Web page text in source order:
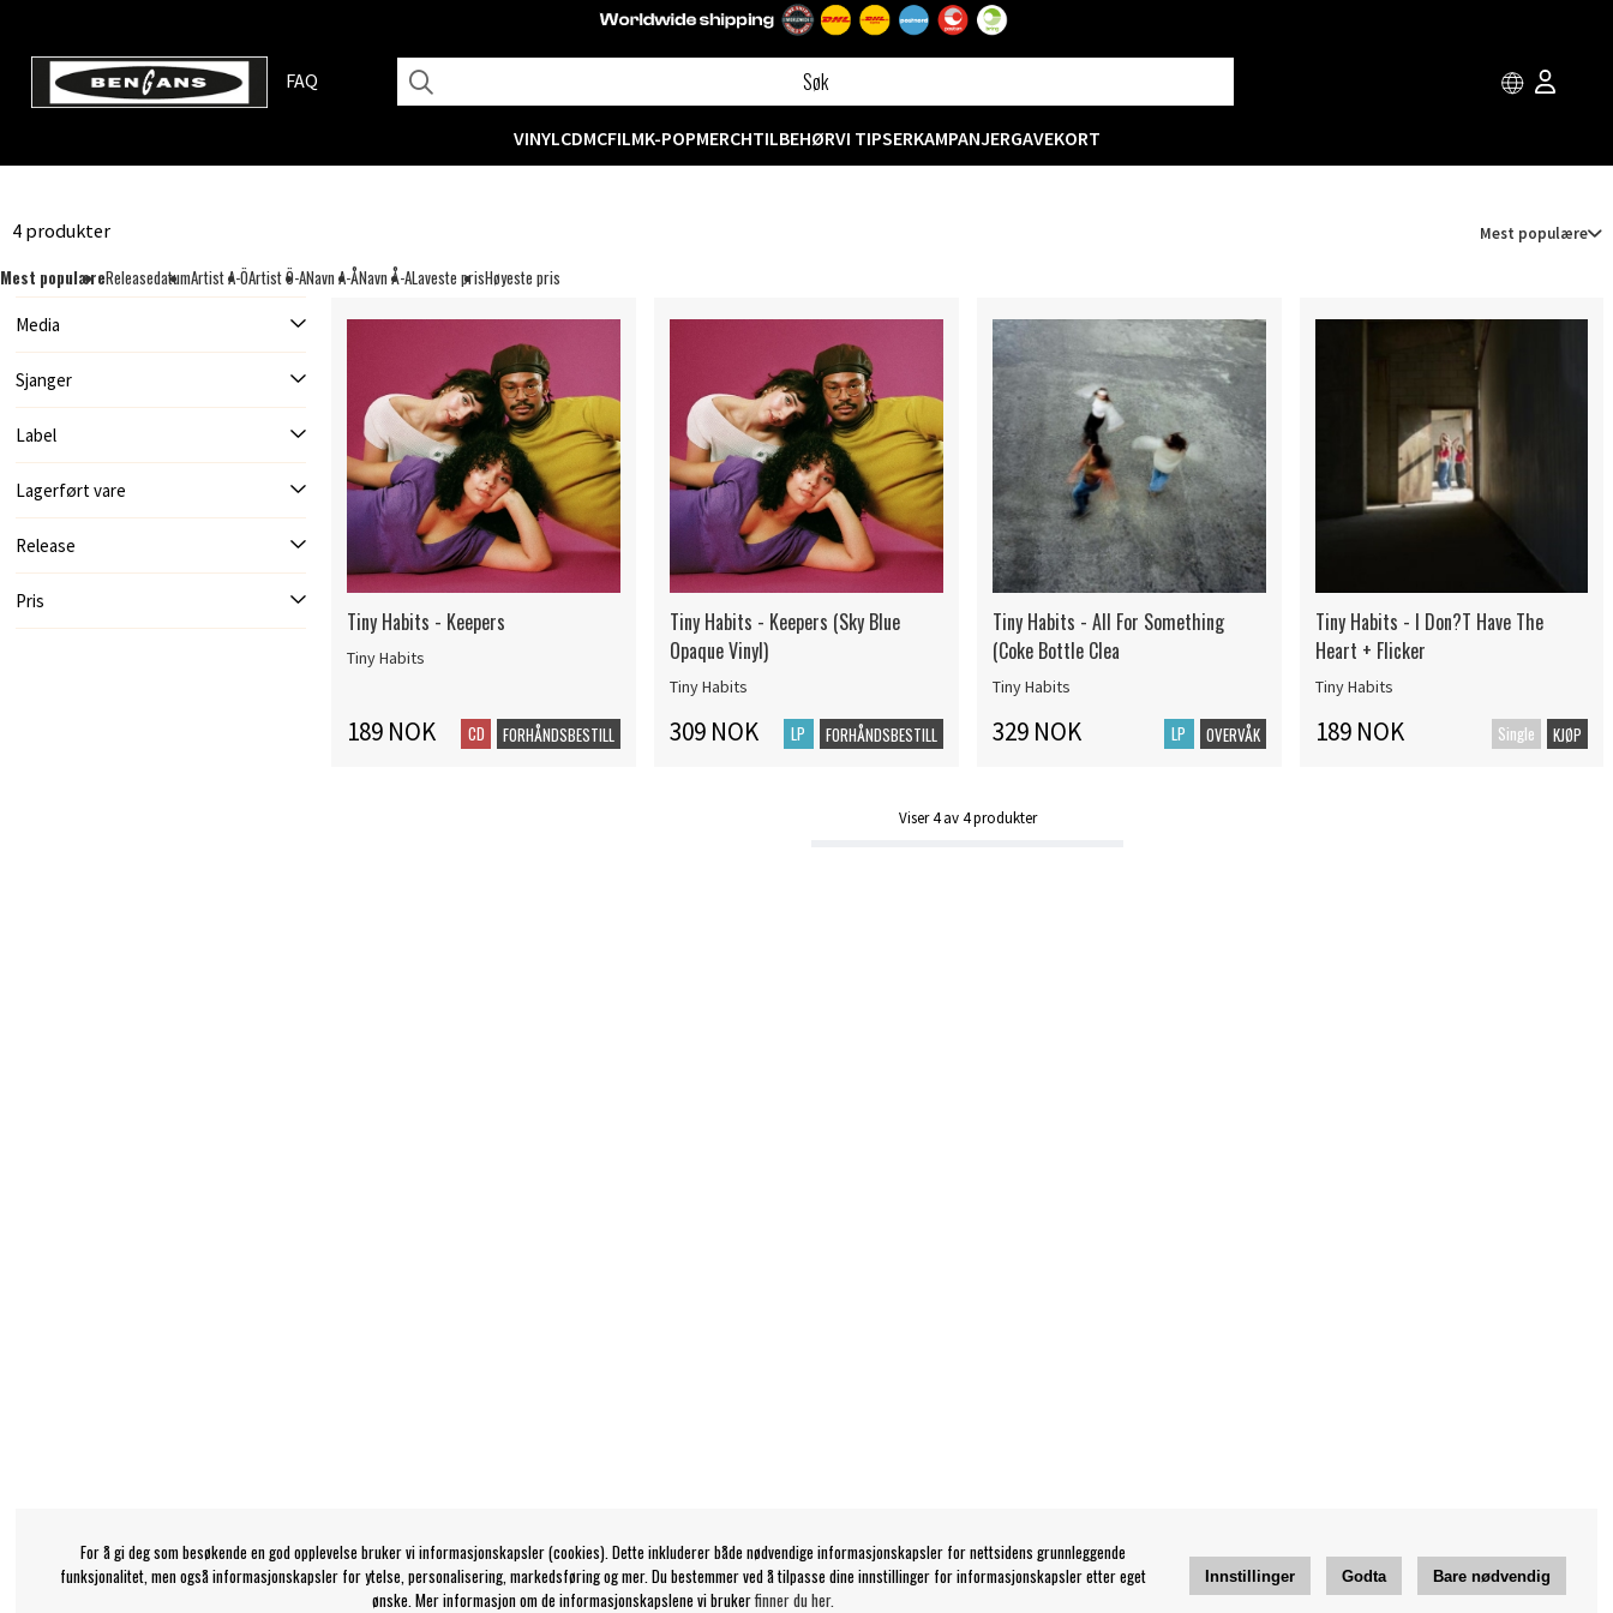
FAQ
VINYLCDMCFILMK-POPMERCHTILBEHØRVI TIPSERKAMPANJERGAVEKORT
4 produkter Mest populære
Mest populæreReleasedatumArtist A-ÖArtist Ö-ANavn A-ÅNavn Å-ALaveste prisHøyeste pris
Media
Sjanger
Label
Lagerført vare
Release
Pris
Tiny Habits - Keepers
Tiny Habits
189 NOK CD FORHÅNDSBESTILL
Tiny Habits - Keepers (Sky Blue
Opaque Vinyl)
Tiny Habits
309 NOK LP FORHÅNDSBESTILL
Tiny Habits - All For Something
(Coke Bottle Clea
Tiny Habits
329 NOK LP OVERVÅK
Tiny Habits - I Don?T Have The
Heart + Flicker
Tiny Habits
189 NOK Single KJØP
Viser4av4produkter
For å gi deg som besøkende en god opplevelse bruker vi informasjonskapsler (cookies). Dette inkluderer både nødvendige informasjonskapsler for nettsidens grunnleggende
funksjonalitet, men også informasjonskapsler for ytelse, personalisering, markedsføring og mer. Du bestemmer ved å tilpasse dine innstillinger for informasjonskapsler etter eget
ønske. Mer informasjon om de informasjonskapslene vi brukerfinner du her.
Innstillinger Godta Bare nødvendig